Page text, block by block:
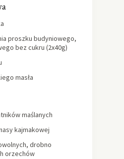
proszku budyniowego,
bez cukru (2x40g)
masła
maślanych
kajmakowej
drobno
orzechów